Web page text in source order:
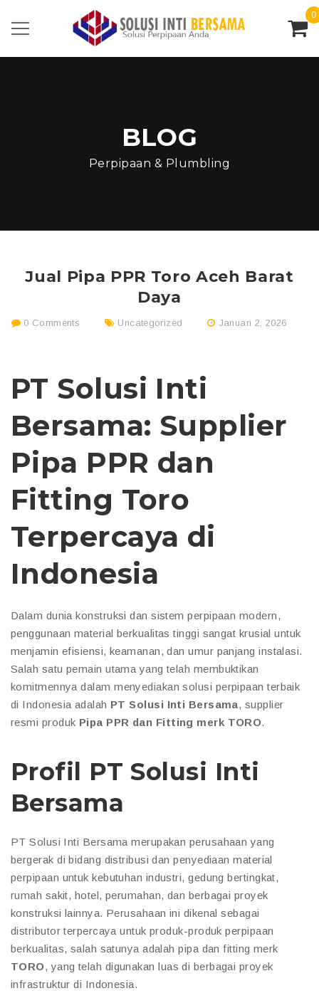
0
BLOG
Perpipaan & Plumbling
Jual Pipa PPR Toro Aceh Barat
Daya
0 Comments Uncategorized Januari 2, 2026
PT Solusi Inti
Bersama: Supplier
Pipa PPR dan
Fitting Toro
Terpercaya di
Indonesia
Dalam dunia konstruksi dan sistem perpipaan modern,
penggunaan material berkualitas tinggi sangat krusial untuk
menjamin efisiensi, keamanan, dan umur panjang instalasi.
Salah satu pemain utama yang telah membuktikan
komitmennya dalam menyediakan solusi perpipaan terbaik
di Indonesia adalah PT Solusi Inti Bersama, supplier
resmi produk Pipa PPR dan Fitting merk TORO.
Profil PT Solusi Inti
Bersama
PT Solusi Inti Bersama merupakan perusahaan yang
bergerak di bidang distribusi dan penyediaan material
perpipaan untuk kebutuhan industri, gedung bertingkat,
rumah sakit, hotel, perumahan, dan berbagai proyek
konstruksi lainnya. Perusahaan ini dikenal sebagai
distributor terpercaya untuk produk-produk perpipaan
berkualitas, salah satunya adalah pipa dan fitting merk
TORO, yang telah digunakan luas di berbagai proyek
infrastruktur di Indonesia.